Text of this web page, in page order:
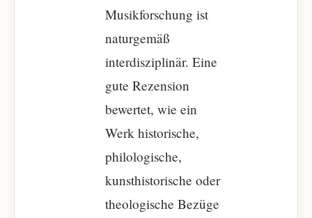
Musikforschung ist
naturgemäß
interdisziplinär. Eine
gute Rezension
bewertet, wie ein
Werk historische,
philologische,
kunsthistorische oder
theologische Bezüge